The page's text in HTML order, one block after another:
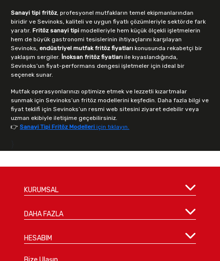
Sanayi tipi fritöz, profesyonel mutfakların temel ekipmanlarından
biridir ve Sevinoks, kaliteli ve uygun fiyatlı çözümleriyle sektörde fark
yaratır.Fritöz sanayi tipi modelleriyle hem küçük ölçekli işletmelerin
hem de büyük gastronomi tesislerinin ihtiyaçlarını karşılayan
Sevinoks, endüstriyel mutfak fritöz fiyatları konusunda rekabetçi bir
yaklaşım sergiler. İnoksan fritöz fiyatları ile kıyaslandığında,
Sevinoks’un fiyat-performans dengesi işletmeler için ideal bir
seçenek sunar.
Mutfak operasyonlarınızı optimize etmek ve lezzetli kızartmalar
sunmak için Sevinoks’un fritöz modellerini keşfedin. Daha fazla bilgi ve
fiyat teklifi için Sevinoks’un resmi web sitesini ziyaret edebilir veya
uzman ekibiyle iletişime geçebilirsiniz.
👉Sanayi Tipi Fritöz Modelleriiçin tıklayın.
KURUMSAL
DAHA FAZLA
HESABIM